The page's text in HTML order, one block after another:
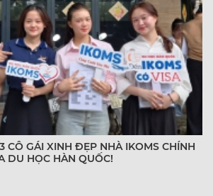
CÔ GÁI XINH ĐẸP NHÀ IKOMS CHÍNH
DU HỌC HÀN QUỐC!